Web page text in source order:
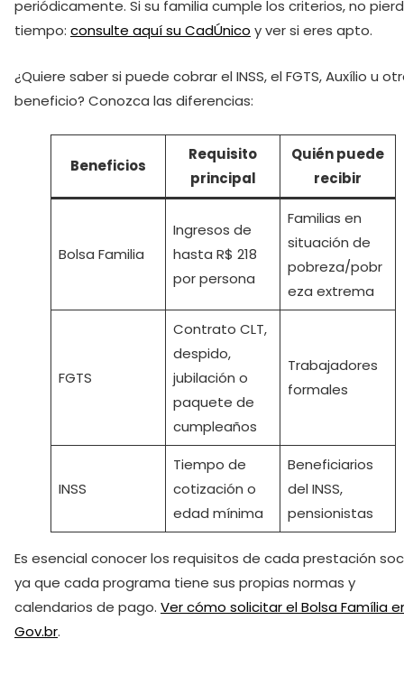
periódicamente. Si su familia cumple los criterios, no
tiempo: consulte aquí su CadÚnico y ver si eres apto.
¿Quiere saber si puede cobrar el INSS, el FGTS, Auxílio u
beneficio? Conozca las diferencias:
Beneficios
Requisito
principal
Quién puede
recibir
Bolsa Familia
Ingresos de
hasta R$ 218
por persona
Familias en
situación de
pobreza/pobr
eza extrema
FGTS
Contrato CLT,
despido,
jubilación o
paquete de
cumpleaños
Trabajadores
formales
INSS
Tiempo de
cotización o
edad mínima
Beneficiarios
del INSS,
pensionistas
Es esencial conocer los requisitos de cada prestación
ya que cada programa tiene sus propias normas y
calendarios de pago. Ver cómo solicitar el Bolsa Família
Gov.br.